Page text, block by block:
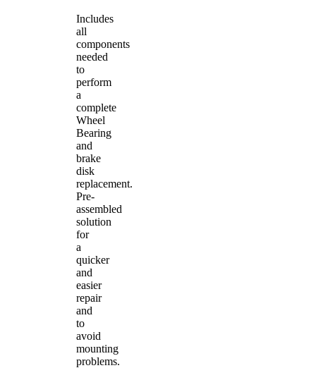
Includes
all
components
needed
to
perform
a
complete
Wheel
Bearing
and
brake
disk
replacement.
Pre-
assembled
solution
for
a
quicker
and
easier
repair
and
to
avoid
mounting
problems.